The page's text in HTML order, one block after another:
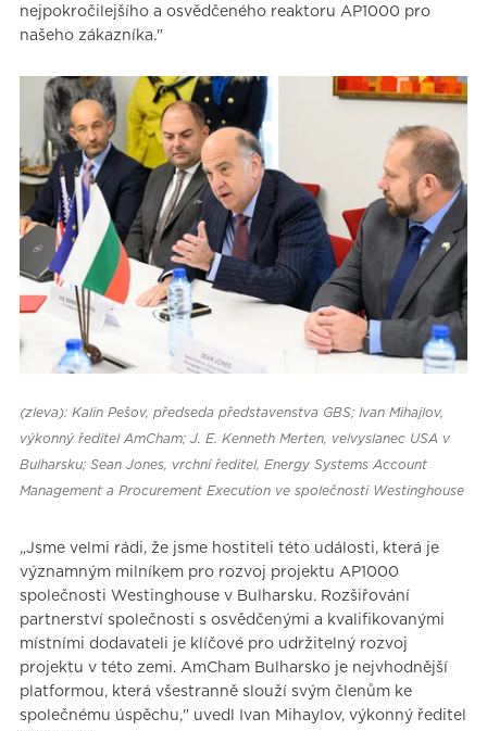
nejpokročilejšího a osvědčeného reaktoru AP1000 pro
našeho zákazníka."
(zleva): Kalin Pešov, předseda představenstva GBS; Ivan Mihajlov,
výkonný ředitel AmCham; J. E. Kenneth Merten, velvyslanec USA v
Bulharsku; Sean Jones, vrchní ředitel, Energy Systems Account
Management a Procurement Execution ve společnosti Westinghouse
„Jsme velmi rádi, že jsme hostiteli této události, která je
významným milníkem pro rozvoj projektu AP1000
společnosti Westinghouse v Bulharsku. Rozšiřování
partnerství společnosti s osvědčenými a kvalifikovanými
místními dodavateli je klíčové pro udržitelný rozvoj
projektu v této zemi. AmCham Bulharsko je nejvhodnější
platformou, která všestranně slouží svým členům ke
společnému úspěchu," uvedl Ivan Mihaylov, výkonný ředitel